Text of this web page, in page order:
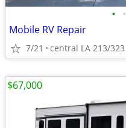
• •
Mobile RV Repair
7/21 central LA 213/323
$67,000